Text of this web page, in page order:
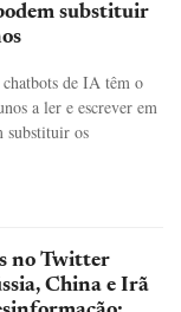
substituir
de IA têm o
a ler e escrever em
substituir os
no Twitter
China e Irã